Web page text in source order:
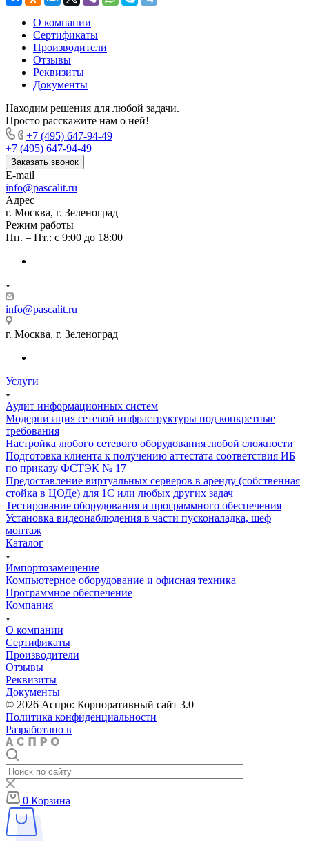
О компании
Сертификаты
Производители
Отзывы
Реквизиты
Документы
Находим решения для любой задачи.
Просто расскажите нам о ней!
+7 (495) 647-94-49
+7 (495) 647-94-49
Заказать звонок
E-mail
info@pascalit.ru
Адрес
г. Москва, г. Зеленоград
Режим работы
Пн. – Пт.: с 9:00 до 18:00
info@pascalit.ru
г. Москва, г. Зеленоград
Услуги
Аудит информационных систем
Модернизация сетевой инфраструктуры под конкретные
требования
Настройка любого сетевого оборудования любой сложности
Подготовка клиента к получению аттестата соответствия ИБ
по приказу ФСТЭК № 17
Предоставление виртуальных серверов в аренду (собственная
стойка в ЦОДе) для 1С или любых других задач
Тестирование оборудования и программного обеспечения
Установка видеонаблюдения в части пусконаладка, шеф
монтаж
Каталог
Импортозамещение
Компьютерное оборудование и офисная техника
Программное обеспечение
Компания
О компании
Сертификаты
Производители
Отзывы
Реквизиты
Документы
© 2026 Аспро: Корпоративный сайт 3.0
Политика конфиденциальности
Разработано в
0 Корзина